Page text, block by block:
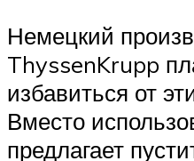
Немецкий
ThyssenKrupp
избавиться от
Вместо
предлагает